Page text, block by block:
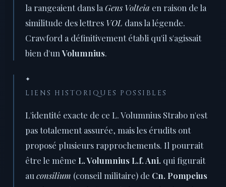
la rangeaient dans la Gens Volteia en raison de la
similitude des lettres VOL dans la légende.
Crawford a définitivement établi qu'il s'agissait
bien d'unVolumnius.
✦
LIENS HISTORIQUES POSSIBLES
L'identité exacte de ce L. Volumnius Strabo n'est
pas totalement assurée, mais les érudits ont
proposé plusieurs rapprochements. Il pourrait
être le même L. Volumnius L.f. Ani. qui figurait
au consilium (conseil militaire) de Cn. Pompeius